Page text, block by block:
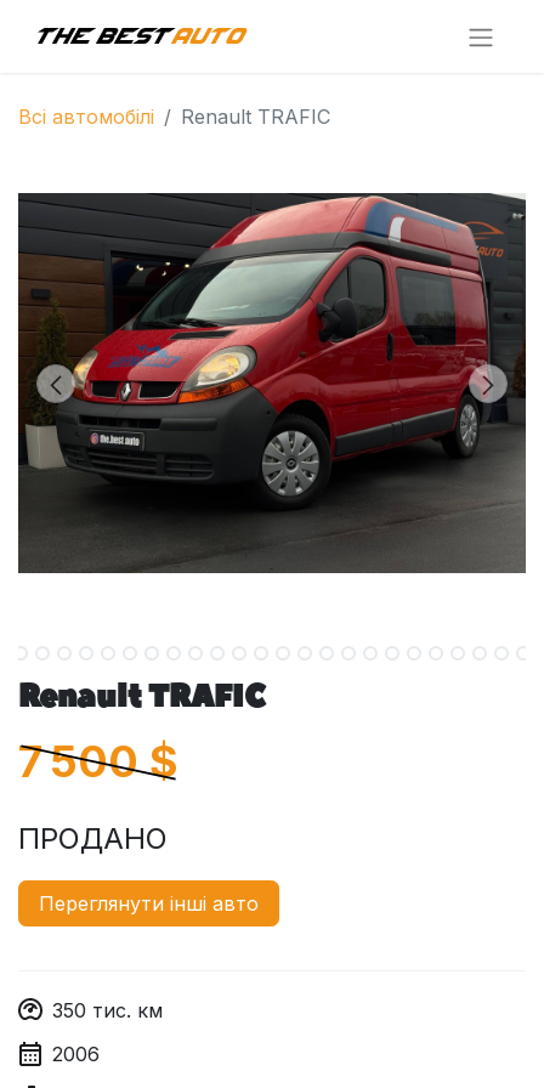
Всі автомобілі Renault TRAFIC
Renault TRAFIC
7 500$
ПРОДАНО
Переглянути інші авто
350 тис. км
2006